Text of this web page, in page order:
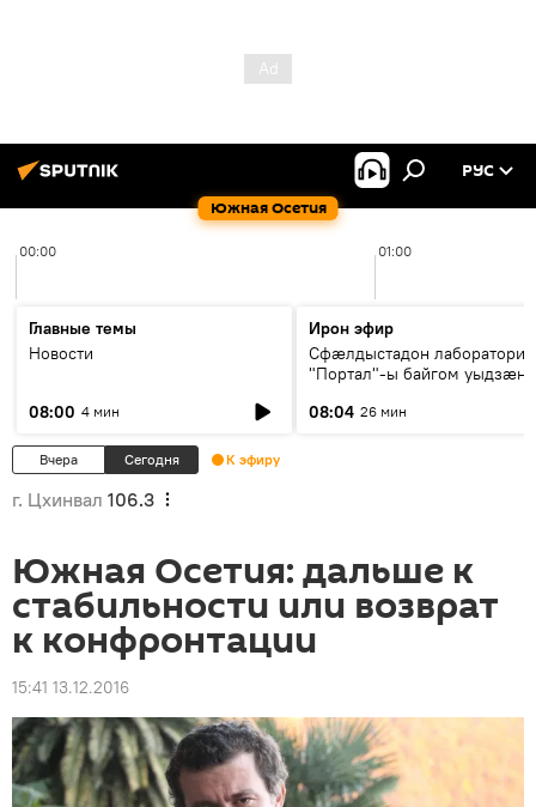
Южная Осетия
РУС
00:00 01:00
Главные темы
Новости
08:00 4 мин
Ирон эфир
Сфæлдыстадон лаборатори
"Портал"-ы байгом уыдзæн
Æхсары куыстыты равдыст
08:04 26 мин
Вчера Сегодня К эфиру
г. Цхинвал 106.3
Южная Осетия: дальше к
стабильности или возврат
к конфронтации
15:41 13.12.2016